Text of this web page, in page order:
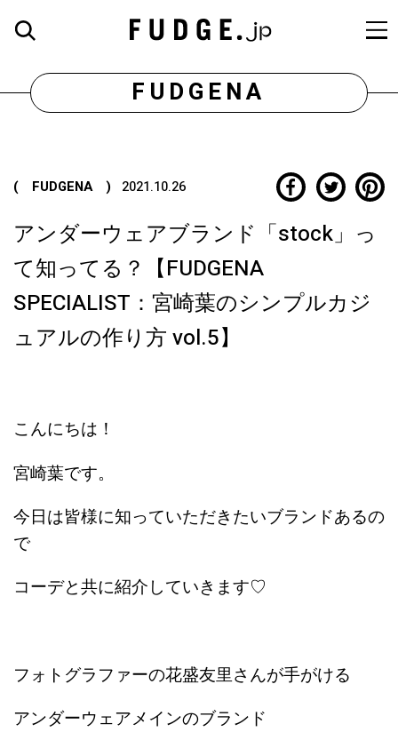
FUDGENA
( FUDGENA ) 2021.10.26
アンダーウェアブランド「stock」っ
て知ってる？【FUDGENA
SPECIALIST：宮崎葉のシンプルカジ
ュアルの作り方 vol.5】
こんにちは！
宮崎葉です。
今日は皆様に知っていただきたいブランドあるの
で
コーデと共に紹介していきます♡
フォトグラファーの花盛友里さんが手がける
アンダーウェアメインのブランド